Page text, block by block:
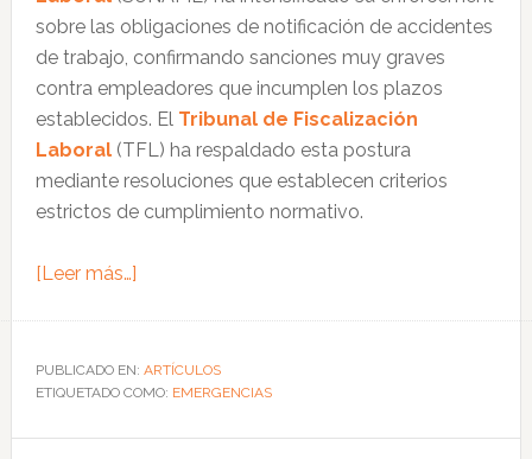
empresarial
sobre las obligaciones de notificación de accidentes
de trabajo, confirmando sanciones muy graves
contra empleadores que incumplen los plazos
establecidos. El Tribunal de Fiscalización
Laboral (TFL) ha respaldado esta postura
mediante resoluciones que establecen criterios
estrictos de cumplimiento normativo.
[Leer más…]acerca
sanciona
a
PUBLICADO EN: ARTÍCULOS
ETIQUETADO COMO: EMERGENCIAS